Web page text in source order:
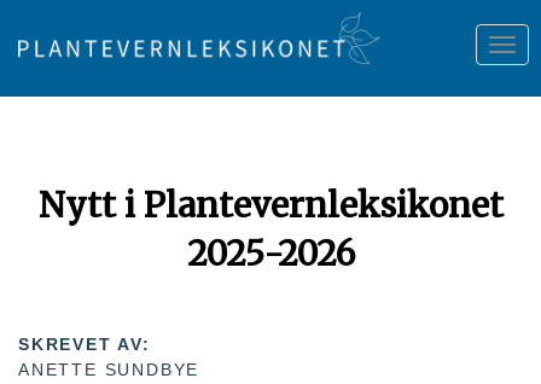
Nytt i Plantevernleksikonet
2025-2026
SKREVET AV:
ANETTE SUNDBYE